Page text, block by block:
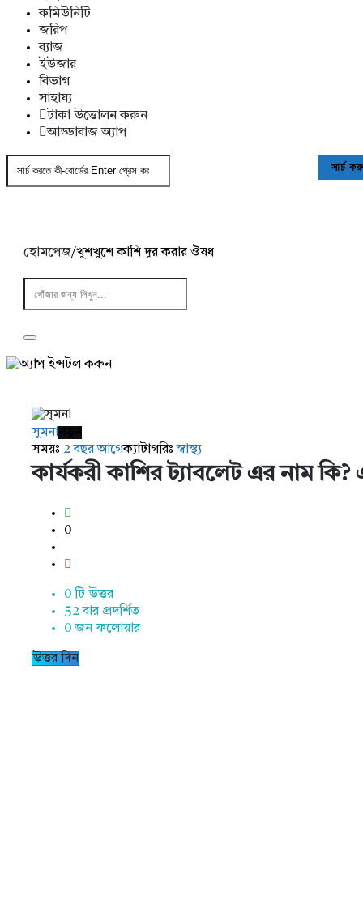
কমিউনিটি
জরিপ
ব্যাজ
ইউজার
বিভাগ
সাহায্য
টাকা উত্তোলন করুন
আড্ডাবাজ অ্যাপ
হোমপেজ/খুশখুশে কাশি দূর করার ঔষধ
Latest
প্রশ্ন
সুমনা
সময়ঃ 2 বছর আগেক্যাটাগরিঃস্বাস্থ্য
কার্যকরী কাশির ট্যাবলেট এর নাম
0
0 টি উত্তর
52বার প্রদর্শিত
0 জন ফলোয়ার
উত্তর দিন